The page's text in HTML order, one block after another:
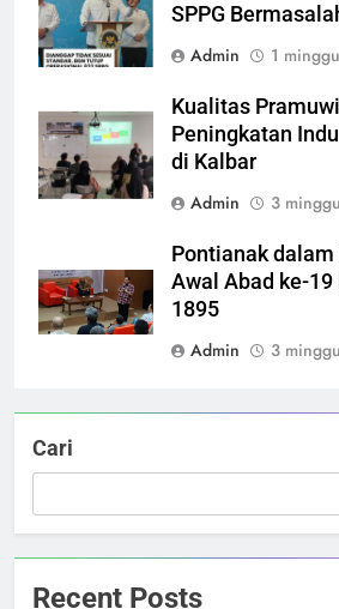
SPPG
Admin
1
Kualitas
Peningkatan
di Kalbar
Admin
3
Pontianak dalam
Awal Abad ke-19
1895
Admin
3
Cari
Recent Posts